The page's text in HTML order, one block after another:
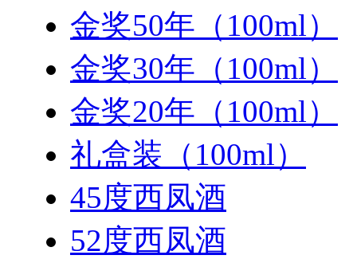
金奖50年（100ml）
金奖30年（100ml）
金奖20年（100ml）
礼盒装（100ml）
45度西凤酒
52度西凤酒